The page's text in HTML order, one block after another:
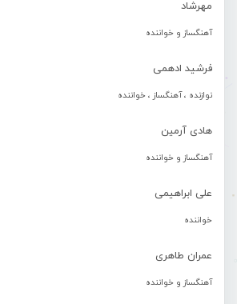
مهرشاد
آهنگساز و خواننده
فرشید ادهمی
نوازنده ، آهنگساز ، خواننده
هادی آرمین
آهنگساز و خواننده
علی ابراهیمی
خواننده
عمران طاهری
آهنگساز و خواننده